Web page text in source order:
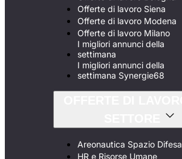
Offerte di lavoro Siena
Offerte di lavoro Modena
Offerte di lavoro Milano
I migliori annunci della
settimana
I migliori annunci della
settimana Synergie68
Areonautica Spazio Difesa
HR e Risorse Umane